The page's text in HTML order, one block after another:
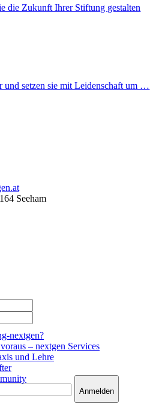
die Zukunft Ihrer Stiftung gestalten
und setzen sie mit Leidenschaft um …
Seeham
nextgen?
– nextgen Services
und Lehre